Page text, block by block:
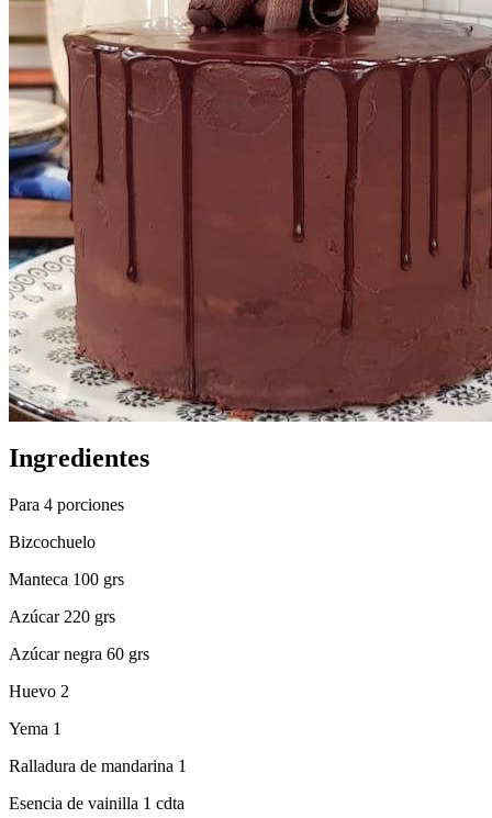
Ingredientes
Para 4 porciones
Bizcochuelo
Manteca 100 grs
Azúcar 220 grs
Azúcar negra 60 grs
Huevo 2
Yema 1
Ralladura de mandarina 1
Esencia de vainilla 1 cdta